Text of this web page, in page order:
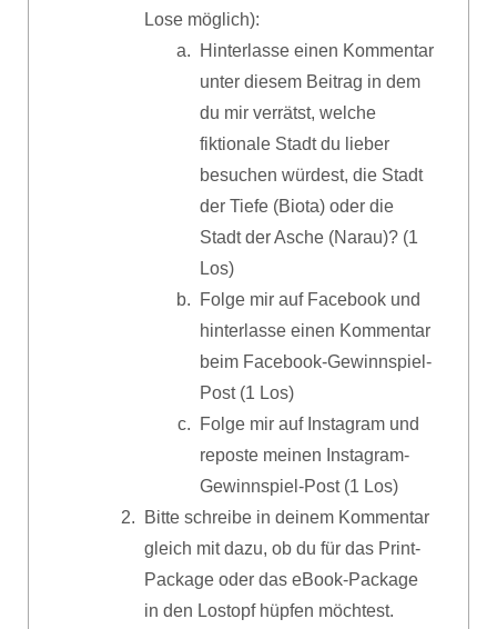
Lose möglich):
Hinterlasse einen Kommentar
unter diesem Beitrag in dem
du mir verrätst, welche
fiktionale Stadt du lieber
besuchen würdest, die Stadt
der Tiefe (Biota) oder die
Stadt der Asche (Narau)? (1
Los)
Folge mir auf Facebook und
hinterlasse einen Kommentar
beim Facebook-Gewinnspiel-
Post (1 Los)
Folge mir auf Instagram und
reposte meinen Instagram-
Gewinnspiel-Post (1 Los)
Bitte schreibe in deinem Kommentar
gleich mit dazu, ob du für das Print-
Package oder das eBook-Package
in den Lostopf hüpfen möchtest.